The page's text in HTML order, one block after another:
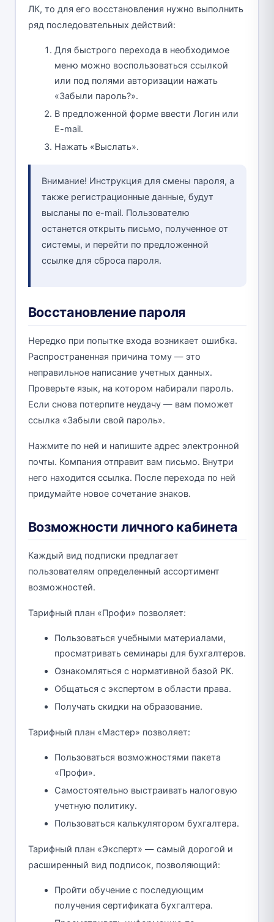
ЛК, то для его восстановления нужно выполнить
ряд последовательных действий:
Для быстрого перехода в необходимое
меню можно воспользоваться ссылкой
или под полями авторизации нажать
«Забыли пароль?».
В предложенной форме ввести Логин или
E-mail.
Нажать «Выслать».
Внимание! Инструкция для смены пароля, а
также регистрационные данные, будут
высланы по e-mail. Пользователю
останется открыть письмо, полученное от
системы, и перейти по предложенной
ссылке для сброса пароля.
Восстановление пароля
Нередко при попытке входа возникает ошибка.
Распространенная причина тому — это
неправильное написание учетных данных.
Проверьте язык, на котором набирали пароль.
Если снова потерпите неудачу — вам поможет
ссылка «Забыли свой пароль».
Нажмите по ней и напишите адрес электронной
почты. Компания отправит вам письмо. Внутри
него находится ссылка. После перехода по ней
придумайте новое сочетание знаков.
Возможности личного кабинета
Каждый вид подписки предлагает
пользователям определенный ассортимент
возможностей.
Тарифный план «Профи» позволяет:
Пользоваться учебными материалами,
просматривать семинары для бухгалтеров.
Ознакомляться с нормативной базой РК.
Общаться с экспертом в области права.
Получать скидки на образование.
Тарифный план «Мастер» позволяет:
Пользоваться возможностями пакета
«Профи».
Самостоятельно выстраивать налоговую
учетную политику.
Пользоваться калькулятором бухгалтера.
Тарифный план «Эксперт» — самый дорогой и
расширенный вид подписок, позволяющий:
Пройти обучение с последующим
получения сертификата бухгалтера.